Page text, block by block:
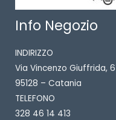
Info Negozio
INDIRIZZO
Via Vincenzo Giuffrida,
95128 – Catania
TELEFONO
328 46 14 413